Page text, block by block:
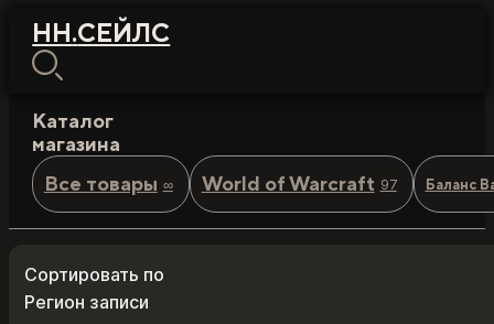
НН.СЕЙЛС
Каталог
магазина
Все товары ∞ World of Warcraft 97 Баланс
Сортировать по
Регион записи